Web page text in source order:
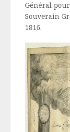
Général
Souverain
1816.